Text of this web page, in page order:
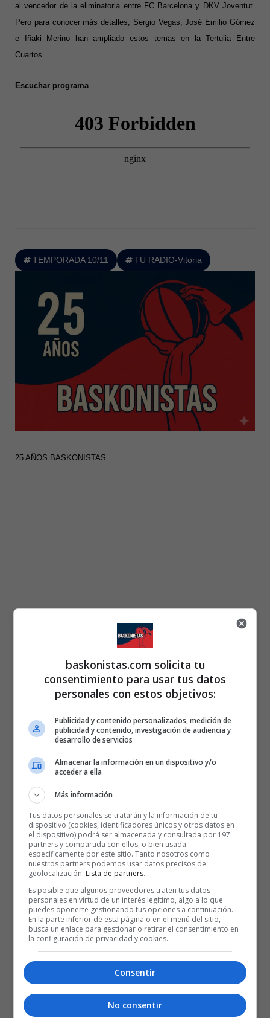
al vencedor de la eliminatoria entre FC Barcelona y DKV Joventut.
Pero para conocer más detalles, Sergio Vegas, José Emilio Gómez
e Iñaki Merino han ampliado estos temas en la Tertulia Entre
Cuartos.
Escuchar programa
TEMPORADA 10/11 TU RADIO-Vitoria
25 AÑOS BASKONISTAS
baskonistas.com solicita tu
consentimiento para usar tus datos
personales con estos objetivos:
Publicidad y contenido personalizados, medición de
publicidad y contenido, investigación de audiencia y
desarrollo de servicios
Almacenar la información en un dispositivo y/o
acceder a ella
Más información
Tus datos personales se tratarán y la información de tu
dispositivo (cookies, identificadores únicos y otros datos en
el dispositivo) podrá ser almacenada y consultada por 197
partners y compartida con ellos, o bien usada
específicamente por este sitio. Tanto nosotros como
nuestros partners podemos usar datos precisos de
geolocalización. Lista de partners.
Es posible que algunos proveedores traten tus datos
personales en virtud de un interés legítimo, algo a lo que
puedes oponerte gestionando tus opciones a continuación.
En la parte inferior de esta página o en el menú del sitio,
busca un enlace para gestionar o retirar el consentimiento en
la configuración de privacidad y cookies.
Consentir
No consentir